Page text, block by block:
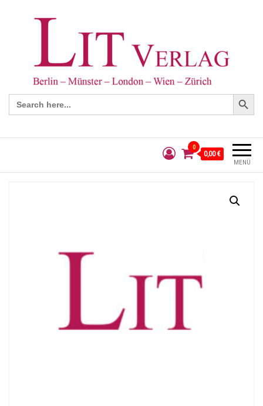
Search
for:
Search Button
MENÜ
0
0,00 €